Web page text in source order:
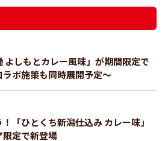
よしもとカレー風味」が期間限定で
ボ施策も同時展開予定～
「ひとくち新潟仕込み カレー味」
定で新登場